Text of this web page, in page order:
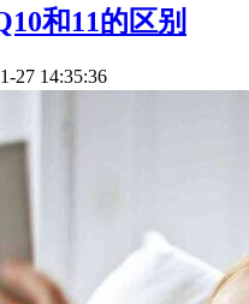
和11的区别
27 14:35:36